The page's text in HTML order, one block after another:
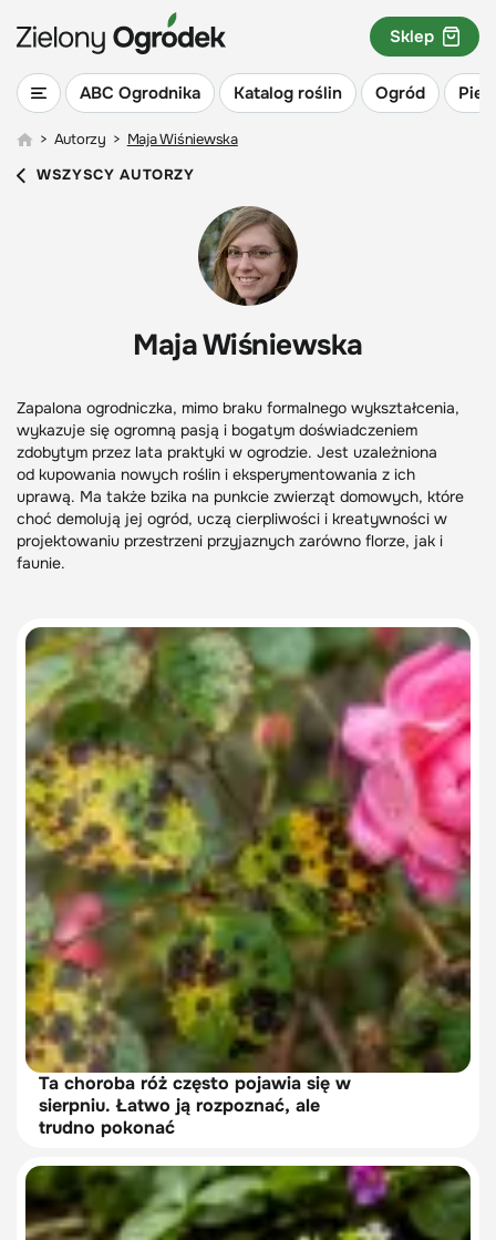
ABC Ogrodnika Katalog roślin Ogród
Sklep
> Autorzy > Maja Wiśniewska
WSZYSCY AUTORZY
Maja Wiśniewska
Zapalona ogrodniczka, mimo braku formalnego wykształcenia,
wykazuje się ogromną pasją i bogatym doświadczeniem
zdobytym przez lata praktyki w ogrodzie. Jest uzależniona
od kupowania nowych roślin i eksperymentowania z ich
uprawą. Ma także bzika na punkcie zwierząt domowych, które
choć demolują jej ogród, uczą cierpliwości i kreatywności w
projektowaniu przestrzeni przyjaznych zarówno florze, jak i
faunie.
Ta choroba róż często pojawia się w
sierpniu. Łatwo ją rozpoznać, ale
trudno pokonać